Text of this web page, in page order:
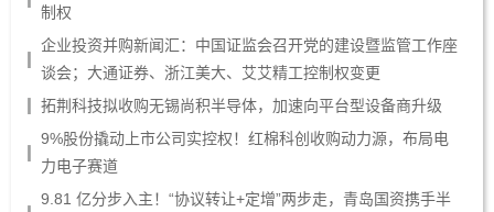
制权
企业投资并购新闻汇：中国证监会召开党的建设暨监管工作座
谈会；大通证券、浙江美大、艾艾精工控制权变更
拓荆科技拟收购无锡尚积半导体，加速向平台型设备商升级
9%股份撬动上市公司实控权！红棉科创收购动力源，布局电
力电子赛道
9.81 亿分步入主！“协议转让+定增”两步走，青岛国资携手半